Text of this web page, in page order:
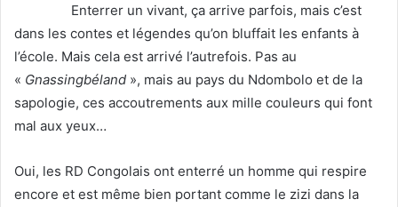
Enterrer un vivant, ça arrive parfois, mais c’est
dans les contes et légendes qu’on bluffait les enfants à
l’école. Mais cela est arrivé l’autrefois. Pas au
« Gnassingbéland », mais au pays du Ndombolo et de la
sapologie, ces accoutrements aux mille couleurs qui font
mal aux yeux…
Oui, les RD Congolais ont enterré un homme qui respire
encore et est même bien portant comme le zizi dans la